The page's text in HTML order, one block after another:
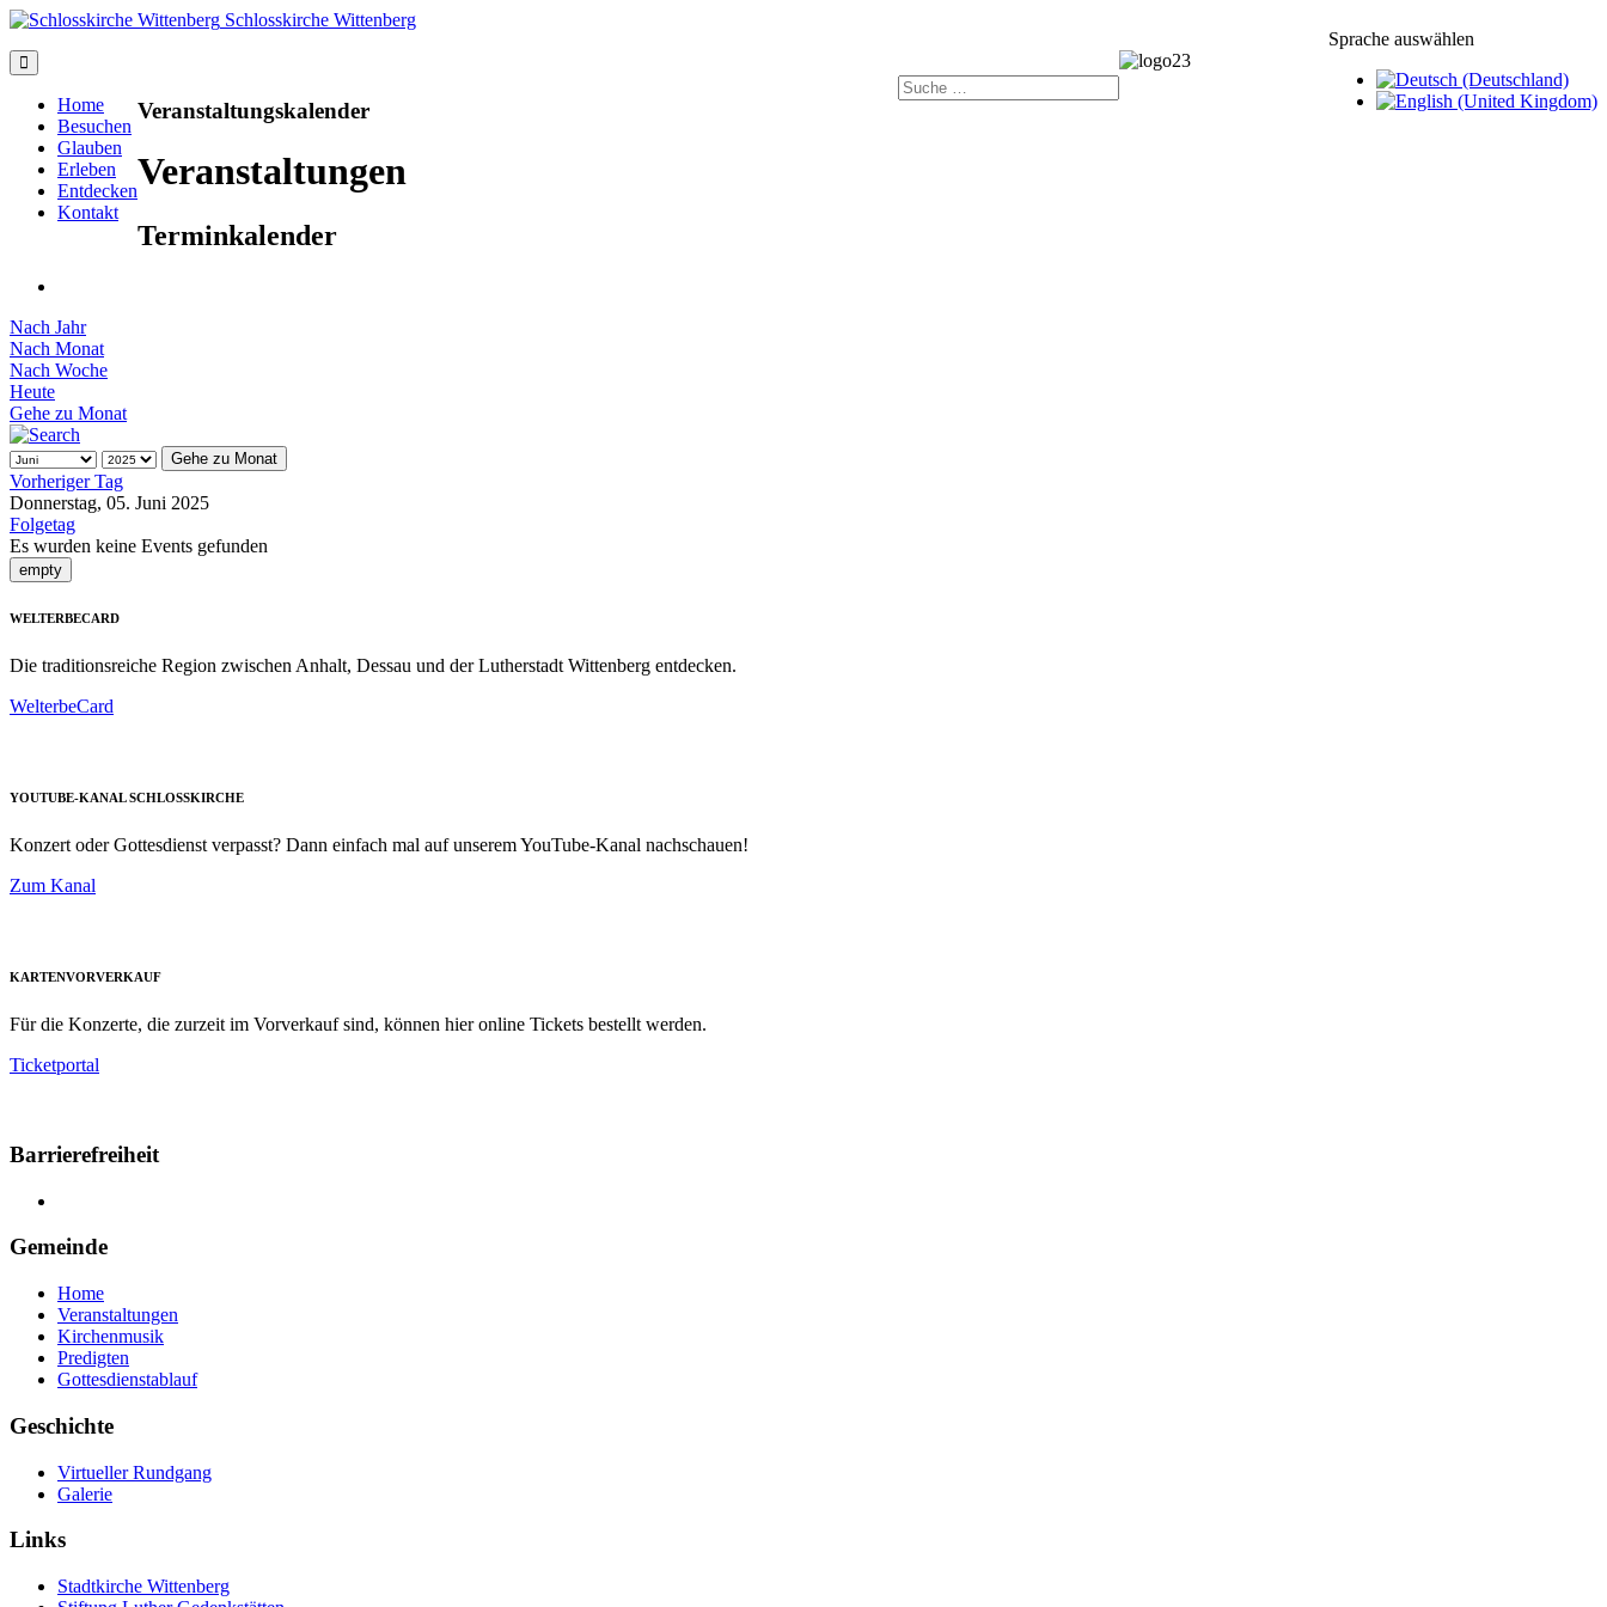
Sprache auswählen
Schlosskirche Wittenberg
Home
Besuchen
Glauben
Erleben
Entdecken
Kontakt
Veranstaltungskalender
Veranstaltungen
Terminkalender
Nach Jahr
Nach Monat
Nach Woche
Heute
Gehe zu Monat
Gehe zu Monat
Vorheriger Tag
Donnerstag, 05. Juni 2025
Folgetag
Es wurden keine Events gefunden
empty
WELTERBECARD
Die traditionsreiche Region zwischen Anhalt, Dessau und der Lutherstadt Wittenberg entdecken.
WelterbeCard
YOUTUBE-KANAL SCHLOSSKIRCHE
Konzert oder Gottesdienst verpasst? Dann einfach mal auf unserem YouTube-Kanal nachschauen!
Zum Kanal
KARTENVORVERKAUF
Für die Konzerte, die zurzeit im Vorverkauf sind, können hier online Tickets bestellt werden.
Ticketportal
Barrierefreiheit
Gemeinde
Home
Veranstaltungen
Kirchenmusik
Predigten
Gottesdienstablauf
Geschichte
Virtueller Rundgang
Galerie
Links
Stadtkirche Wittenberg